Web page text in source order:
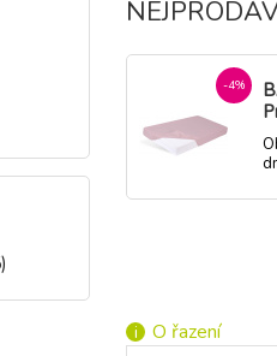
-4%
O řazení